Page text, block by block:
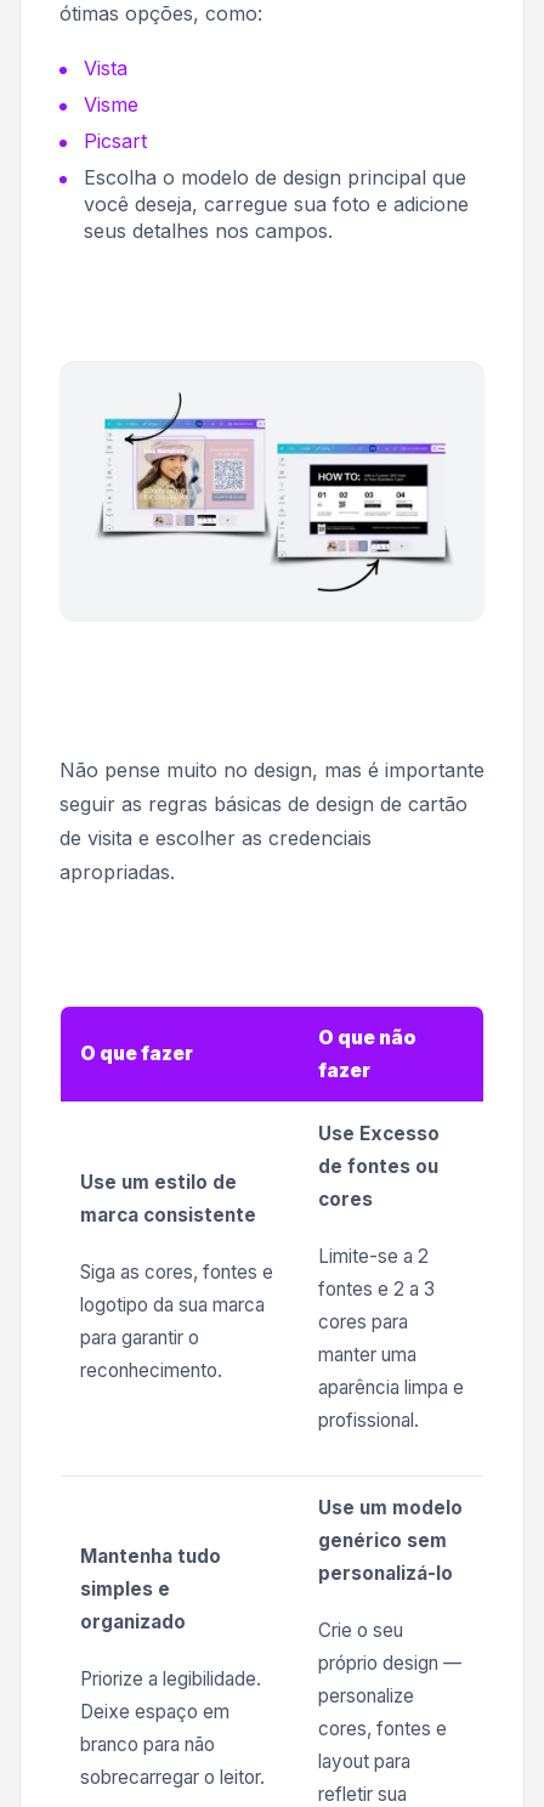
ótimas opções, como:
Vista
Visme
Picsart
Escolha o modelo de design principal que
você deseja, carregue sua foto e adicione
seus detalhes nos campos.
Não pense muito no design, mas é importante
seguir as regras básicas de design de cartão
de visita e escolher as credenciais
apropriadas.
O que fazer
O que não
fazer
Use um estilo de
marca consistente
Siga as cores, fontes e
logotipo da sua marca
para garantir o
reconhecimento.
Use Excesso
de fontes ou
cores
Limite-se a 2
fontes e 2 a 3
cores para
manter uma
aparência limpa e
profissional.
Mantenha tudo
simples e
organizado
Priorize a legibilidade.
Deixe espaço em
branco para não
sobrecarregar o leitor.
Use um modelo
genérico sem
personalizá-lo
Crie o seu
próprio design —
personalize
cores, fontes e
layout para
refletir sua